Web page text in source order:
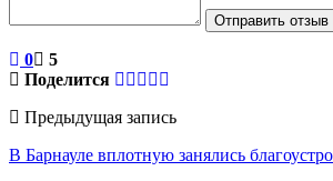
Отправить отзыв
0
5
Поделится
Предыдущая запись
В Барнауле вплотную занялись